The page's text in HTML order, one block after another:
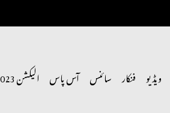
ویڈیو فنکار سائنس آس پاس الیکشن 2023